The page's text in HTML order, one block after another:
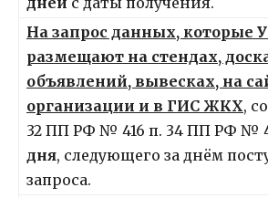
На запрос данных, которые
размещают на стендах,
объявлений, вывесках, на
организации и в ГИС ЖКХ,
32 ПП РФ № 416 п. 34 ПП РФ №
дня, следующего за днём
запроса.